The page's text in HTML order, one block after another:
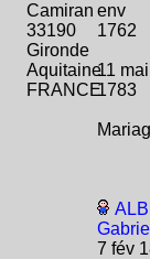
Camiran
33190
Gironde
Aquitaine
FRANCE
env
1762
11 mai
1783
7 fév